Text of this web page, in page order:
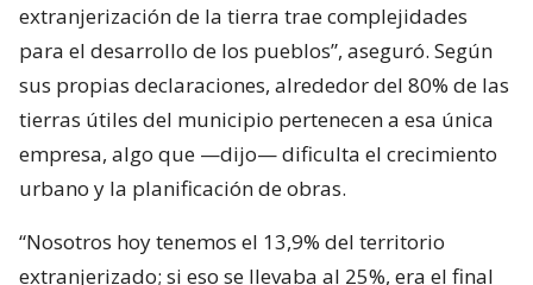
extranjerización de la tierra trae complejidades
para el desarrollo de los pueblos”, aseguró. Según
sus propias declaraciones, alrededor del 80% de las
tierras útiles del municipio pertenecen a esa única
empresa, algo que —dijo— dificulta el crecimiento
urbano y la planificación de obras.
“Nosotros hoy tenemos el 13,9% del territorio
extranjerizado; si eso se llevaba al 25%, era el final